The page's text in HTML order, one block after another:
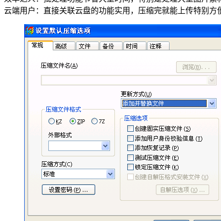
云端用户：直接关联云盘的功能实用，压缩完就能上传特别方